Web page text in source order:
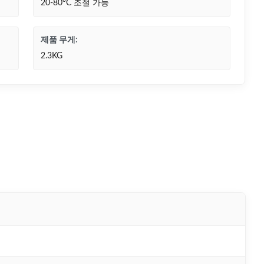
20-80°C 조절 가능
제품 무게:
2.3KG